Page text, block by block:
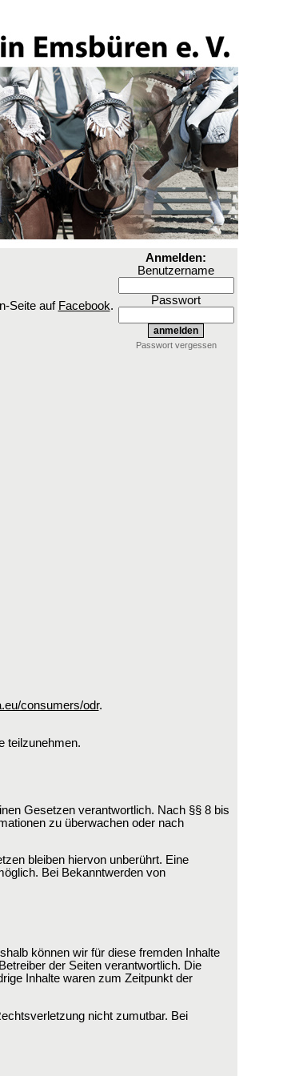
Anmelden:
Benutzername
Passwort
Passwort vergessen
Seite auf Facebook.
consumers/odr.
teilzunehmen.
Gesetzen verantwortlich. Nach §§ 8 bis
zu überwachen oder nach
bleiben hiervon unberührt. Eine
Bei Bekanntwerden von
können wir für diese fremden Inhalte
der Seiten verantwortlich. Die
Inhalte waren zum Zeitpunkt der
nicht zumutbar. Bei